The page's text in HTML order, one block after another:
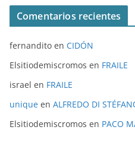
Comentarios recientes
fernandito en CIDÓN
Elsitiodemiscromos en FRAILE
israel en FRAILE
unique en ALFREDO DI
Elsitiodemiscromos en PACO